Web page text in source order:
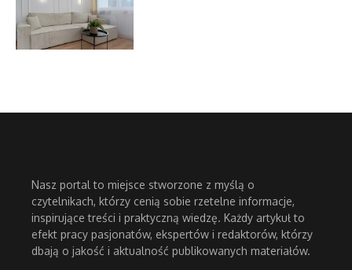
Nasz portal to miejsce stworzone z myślą o
czytelnikach, którzy cenią sobie rzetelne informacje,
inspirujące treści i praktyczną wiedzę. Każdy artykuł to
efekt pracy pasjonatów, ekspertów i redaktorów, którzy
dbają o jakość i aktualność publikowanych materiałów.